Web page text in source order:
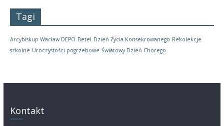
Tagi
Arcybiskup Wacław DEPO Betel Dzień Życia Konsekrowanego Rekolekcje
szkolne Uroczystości pogrzebowe Światowy Dzień Chorego
Kontakt